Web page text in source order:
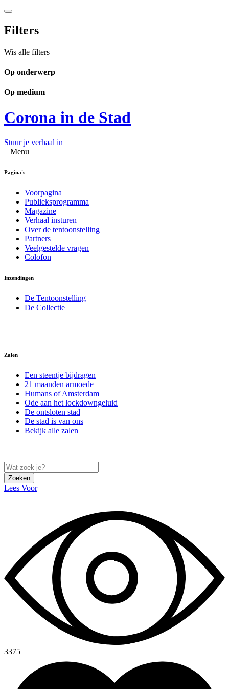
Filters
Wis alle filters
Op onderwerp
Op medium
Corona in de Stad
Stuur je verhaal in
Menu
Pagina's
Voorpagina
Publieksprogramma
Magazine
Verhaal insturen
Over de tentoonstelling
Partners
Veelgestelde vragen
Colofon
Inzendingen
De Tentoonstelling
De Collectie
Zalen
Een steentje bijdragen
21 maanden armoede
Humans of Amsterdam
Ode aan het lockdowngeluid
De ontsloten stad
De stad is van ons
Bekijk alle zalen
Zoeken
Lees Voor
3375